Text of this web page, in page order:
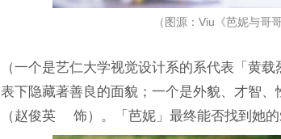
（图源：Viu《芭妮与哥
（一个是艺仁大学视觉设计系的系代表「黄
表下隐藏著善良的面貌；一个是外貌、才智、
（赵俊英 饰）。「芭妮」最终能否找到她的